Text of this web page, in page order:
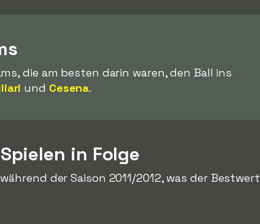
die am besten darin waren, den Ball ins
und Cesena.
in Folge
während der Saison 2011/2012, was der Bestwert